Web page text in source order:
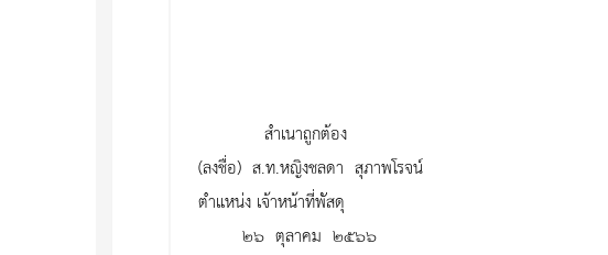
สำเนาถูกต้อง
(ลงชื่อ) ส.ท.หญิงชลดา สุภาพโรจน์
ตำแหน่ง เจ้าหน้าที่พัสดุ
๒๖ ตุลาคม ๒๕๖๖